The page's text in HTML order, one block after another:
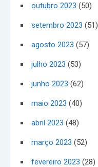
outubro 2023 (50)
setembro 2023 (51)
agosto 2023 (57)
julho 2023 (53)
junho 2023 (62)
maio 2023 (40)
abril 2023 (48)
março 2023 (52)
fevereiro 2023 (28)